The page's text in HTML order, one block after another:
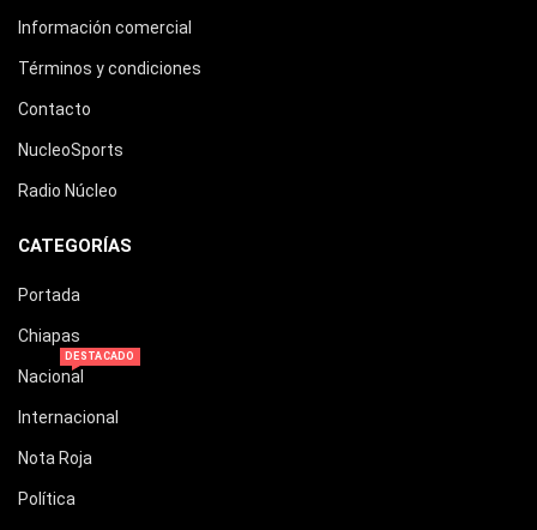
Información comercial
Términos y condiciones
Contacto
NucleoSports
Radio Núcleo
CATEGORÍAS
Portada
Chiapas
Nacional
DESTACADO
Internacional
Nota Roja
Política